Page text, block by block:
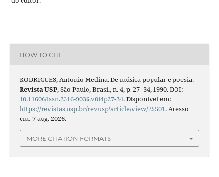
HOW TO CITE
RODRIGUES, Antonio Medina. De música popular e poesia.
Revista USP, São Paulo, Brasil, n. 4, p. 27–34, 1990. DOI:
10.11606/issn.2316-9036.v0i4p27-34. Disponível em:
https://revistas.usp.br/revusp/article/view/25501. Acesso
em: 7 aug. 2026.
MORE CITATION FORMATS